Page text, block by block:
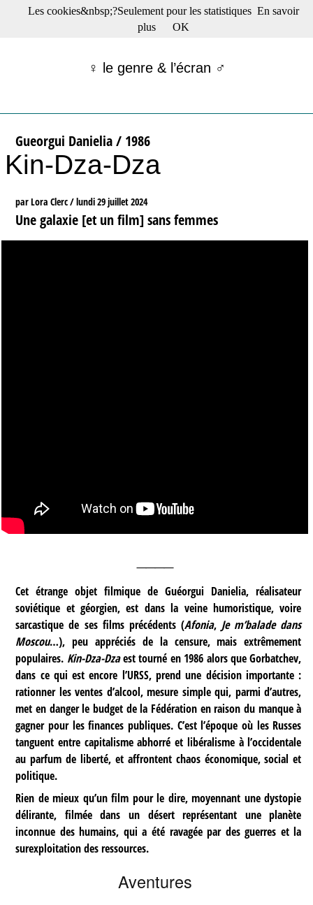
☰ Menu
Films récents
Tribunes
Bloc-notes
Archives
S’abonner à la Lettre !
♀ le genre & l’écran ♂
Gueorgui Danielia / 1986
Kin-Dza-Dza
par Lora Clerc /lundi 29 juillet 2024
Une galaxie [et un film] sans femmes
Cet étrange objet filmique de Guéorgui Danielia, réalisateur
soviétique et géorgien, est dans la veine humoristique, voire
sarcastique de ses films précédents (Afonia, Je m’balade dans
Moscou…), peu appréciés de la censure, mais extrêmement
populaires. Kin-Dza-Dzaest tourné en 1986 alors que Gorbatchev,
dans ce qui est encore l’URSS, prend une décision importante :
rationner les ventes d’alcool, mesure simple qui, parmi d’autres,
met en danger le budget de la Fédération en raison du manque à
gagner pour les finances publiques. C’est l’époque où les Russes
tanguent entre capitalisme abhorré et libéralisme à l’occidentale
au parfum de liberté, et affrontent chaos économique, social et
politique.
Rien de mieux qu’un film pour le dire, moyennant une dystopie
délirante, filmée dans un désert représentant une planète
inconnue des humains, qui a été ravagée par des guerres et la
surexploitation des ressources.
Aventures
Les cookies&nbsp;?Seulement pour les statistiques En savoir
plus
OK